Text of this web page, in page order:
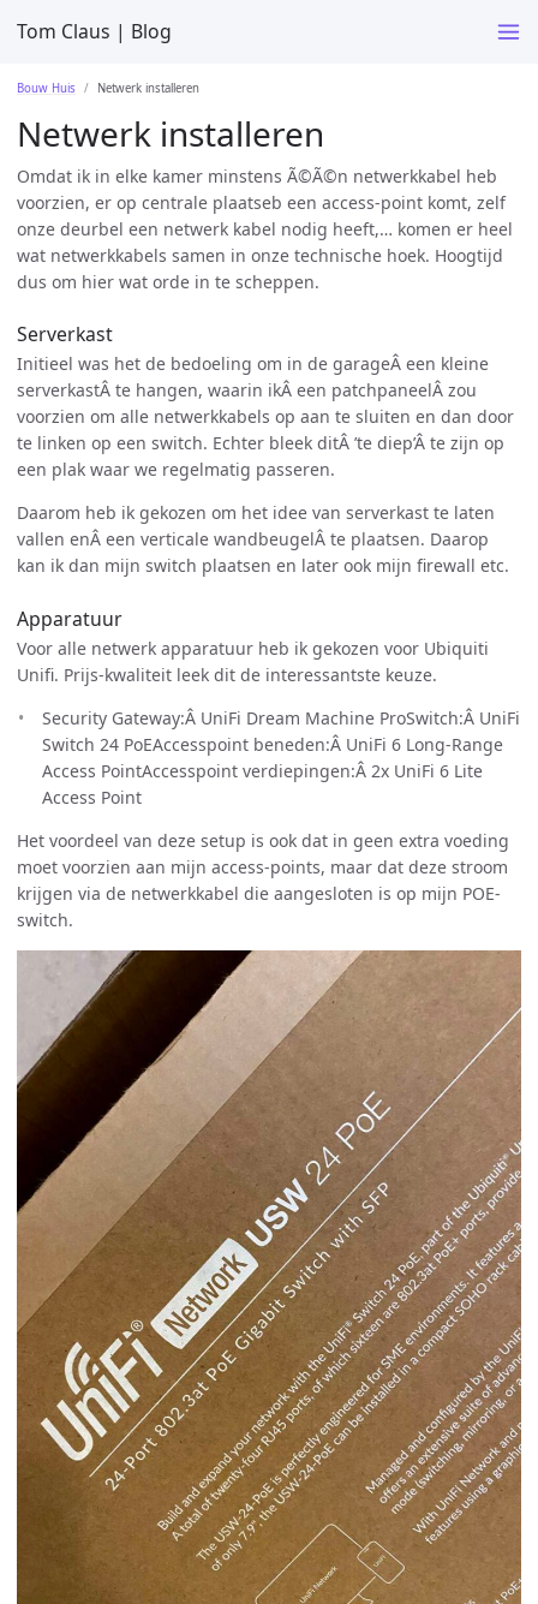
Tom Claus | Blog
Bouw Huis Netwerk installeren
Netwerk installeren
Omdat ik in elke kamer minstens Ã©Ã©n netwerkkabel heb
voorzien, er op centrale plaatseb een access-point komt, zelf
onze deurbel een netwerk kabel nodig heeft,… komen er heel
wat netwerkkabels samen in onze technische hoek. Hoogtijd
dus om hier wat orde in te scheppen.
Serverkast
Initieel was het de bedoeling om in de garageÂ een kleine
serverkastÂ te hangen, waarin ikÂ een patchpaneelÂ zou
voorzien om alle netwerkkabels op aan te sluiten en dan door
te linken op een switch. Echter bleek ditÂ ’te diep’Â te zijn op
een plak waar we regelmatig passeren.
Daarom heb ik gekozen om het idee van serverkast te laten
vallen enÂ een verticale wandbeugelÂ te plaatsen. Daarop
kan ik dan mijn switch plaatsen en later ook mijn firewall etc.
Apparatuur
Voor alle netwerk apparatuur heb ik gekozen voor Ubiquiti
Unifi. Prijs-kwaliteit leek dit de interessantste keuze.
Security Gateway:Â UniFi Dream Machine ProSwitch:Â UniFi
Switch 24 PoEAccesspoint beneden:Â UniFi 6 Long-Range
Access PointAccesspoint verdiepingen:Â 2x UniFi 6 Lite
Access Point
Het voordeel van deze setup is ook dat in geen extra voeding
moet voorzien aan mijn access-points, maar dat deze stroom
krijgen via de netwerkkabel die aangesloten is op mijn POE-
switch.